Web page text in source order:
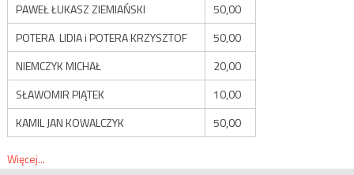
PAWEŁ ŁUKASZ ZIEMIAŃSKI
50,00
POTERA LIDIA i POTERA KRZYSZTOF
50,00
NIEMCZYK MICHAŁ
20,00
SŁAWOMIR PIĄTEK
10,00
KAMIL JAN KOWALCZYK
50,00
Więcej...